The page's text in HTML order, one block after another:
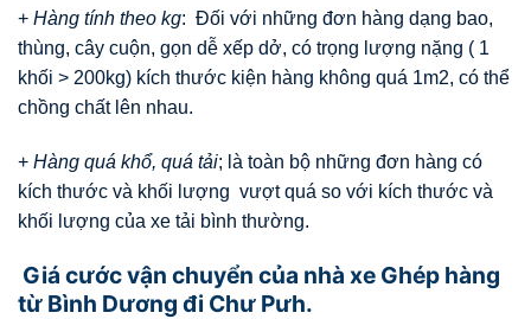
+ Hàng tính theo kg: Đối với những đơn hàng dạng bao,
thùng, cây cuộn, gọn dễ xếp dở, có trọng lượng nặng ( 1
khối > 200kg) kích thước kiện hàng không quá 1m2, có thể
chồng chất lên nhau.
+ Hàng quá khổ, quá tải; là toàn bộ những đơn hàng có
kích thước và khối lượng vượt quá so với kích thước và
khối lượng của xe tải bình thường.
Giá cước vận chuyển của nhà xe Ghép hàng
từ Bình Dương đi Chư Pưh.